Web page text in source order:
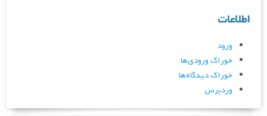
اطلاعات
ورود
خوراک ورودی‌ها
خوراک دیدگاه‌ها
وردپرس